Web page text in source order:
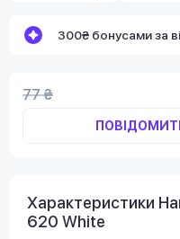
300₴ бонусами за
77 ₴
Характеристики
620 White